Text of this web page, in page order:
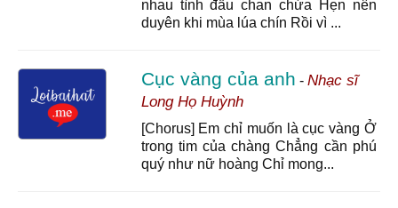
nhau tình đầu chan chứa Hẹn nên
duyên khi mùa lúa chín Rồi vì ...
Cục vàng của anh - Nhạc sĩ
Long Họ Huỳnh
[Chorus] Em chỉ muốn là cục vàng Ở
trong tim của chàng Chẳng cần phú
quý như nữ hoàng Chỉ mong...